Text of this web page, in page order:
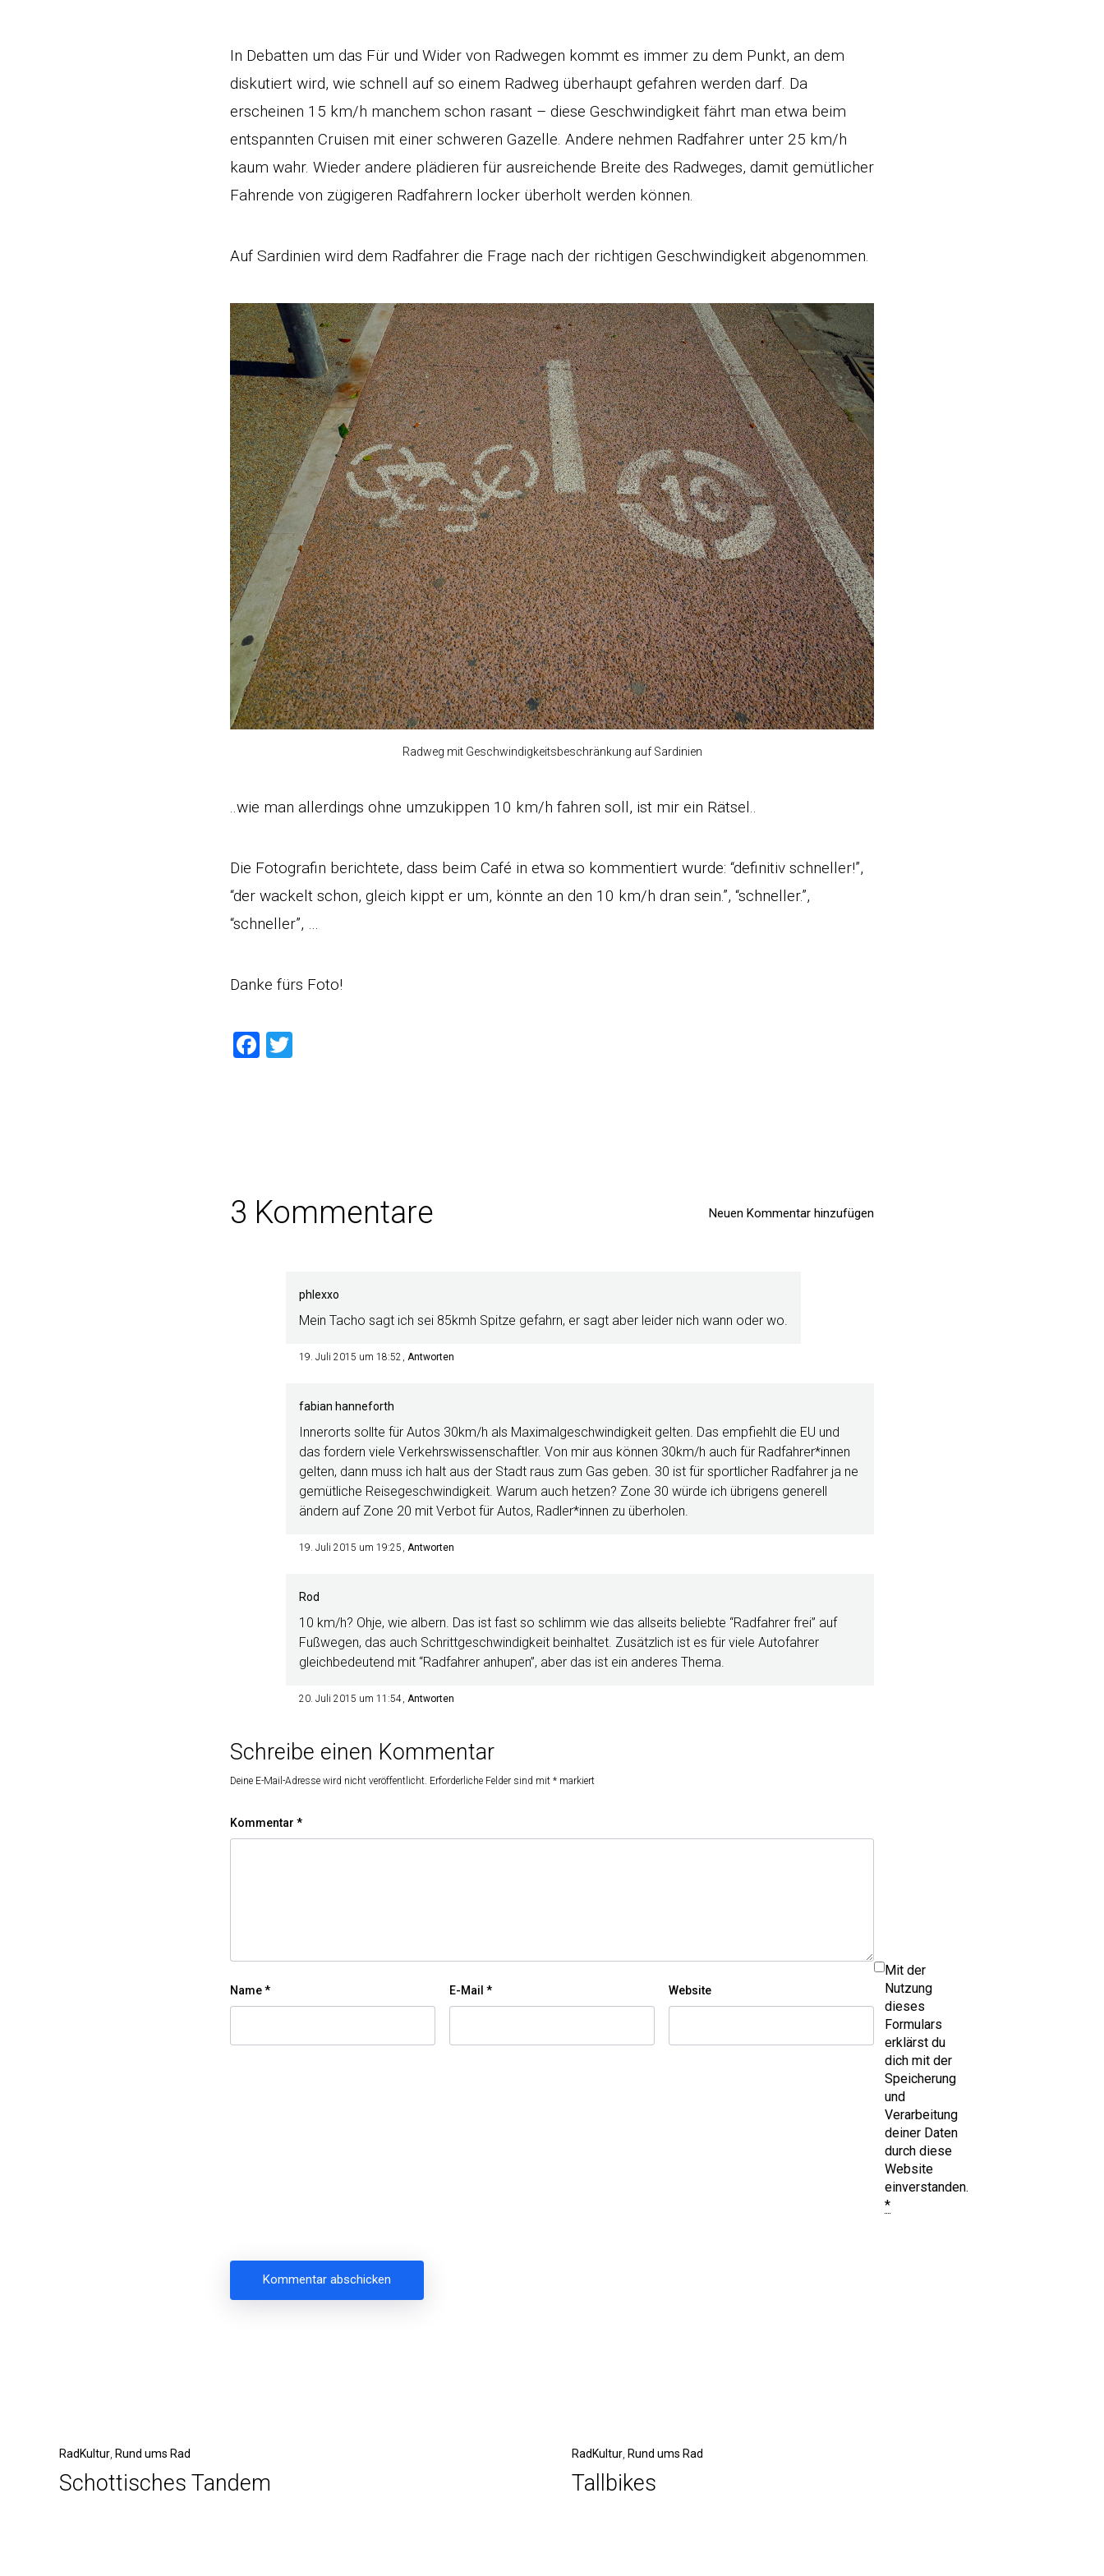
In Debatten um das Für und Wider von Radwegen kommt es immer zu dem Punkt, an dem
diskutiert wird, wie schnell auf so einem Radweg überhaupt gefahren werden darf. Da
erscheinen 15 km/h manchem schon rasant – diese Geschwindigkeit fährt man etwa beim
entspannten Cruisen mit einer schweren Gazelle. Andere nehmen Radfahrer unter 25 km/h
kaum wahr. Wieder andere plädieren für ausreichende Breite des Radweges, damit gemütlicher
Fahrende von zügigeren Radfahrern locker überholt werden können.
Auf Sardinien wird dem Radfahrer die Frage nach der richtigen Geschwindigkeit abgenommen.
Radweg mit Geschwindigkeitsbeschränkung auf Sardinien
..wie man allerdings ohne umzukippen 10 km/h fahren soll, ist mir ein Rätsel..
Die Fotografin berichtete, dass beim Café in etwa so kommentiert wurde: “definitiv schneller!”,
“der wackelt schon, gleich kippt er um, könnte an den 10 km/h dran sein.”, “schneller.”,
“schneller”, …
Danke fürs Foto!
Facebook
3 Kommentare Neuen Kommentar hinzufügen
phlexxo
Mein Tacho sagt ich sei 85kmh Spitze gefahrn, er sagt aber leider nich wann oder wo.
19. Juli 2015 um 18:52 Antworten
fabian hanneforth
Innerorts sollte für Autos 30km/h als Maximalgeschwindigkeit gelten. Das empfiehlt die EU und
das fordern viele Verkehrswissenschaftler. Von mir aus können 30km/h auch für Radfahrer*innen
gelten, dann muss ich halt aus der Stadt raus zum Gas geben. 30 ist für sportlicher Radfahrer ja ne
gemütliche Reisegeschwindigkeit. Warum auch hetzen? Zone 30 würde ich übrigens generell
ändern auf Zone 20 mit Verbot für Autos, Radler*innen zu überholen.
19. Juli 2015 um 19:25 Antworten
Rod
10 km/h? Ohje, wie albern. Das ist fast so schlimm wie das allseits beliebte “Radfahrer frei” auf
Fußwegen, das auch Schrittgeschwindigkeit beinhaltet. Zusätzlich ist es für viele Autofahrer
gleichbedeutend mit “Radfahrer anhupen”, aber das ist ein anderes Thema.
20. Juli 2015 um 11:54 Antworten
Schreibe einen Kommentar
Deine E-Mail-Adresse wird nicht veröffentlicht. Erforderliche Felder sind mit * markiert
Kommentar *
Name* E-Mail * Website
Mit der
Nutzung
dieses
Formulars
erklärst du
dich mit der
Speicherung
und
Verarbeitung
deiner Daten
durch diese
Website
einverstanden.
*
Vorheriger
Beitrag
RadKultur Rund ums Rad
Schottisches Tandem
Nächster
Beitrag
RadKultur Rund ums Rad
Tallbikes